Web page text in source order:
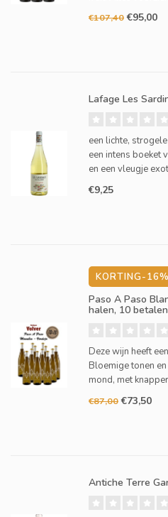
perfect
van de afdronk is
€107,40€95,00
Lafage Les
een lichte,
een intens boeket
en een vleugje
wijn een
fijne mineraliteit
€9,25
KORTING-16%
Paso A Paso
halen, 10
Deze wijn heeft
Bloemige tonen
mond, met
€87,00€73,50
Antiche Terre